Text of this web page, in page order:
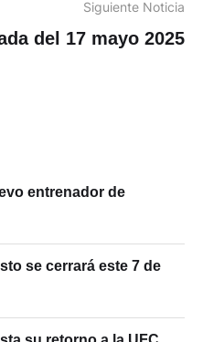
del 17 mayo 2025
entrenador de
se cerrará este 7 de